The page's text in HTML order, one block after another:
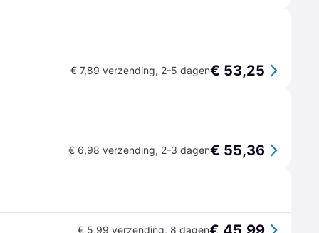
€ 7,89 verzending, 2-5 dagen€ 53,25
€ 6,98 verzending, 2-3 dagen€ 55,36
€ 5,99 verzending, 8 dagen